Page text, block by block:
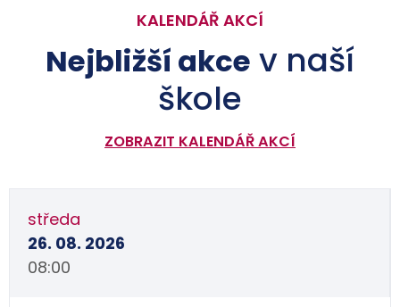
KALENDÁŘ AKCÍ
Nejbližší akce v naší
škole
ZOBRAZIT KALENDÁŘ AKCÍ
středa
26. 08. 2026
08:00